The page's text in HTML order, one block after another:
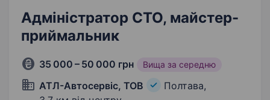
Адміністратор СТО, майстер-
приймальник
35 000 – 50 000 грн Вища за середню
АТЛ-Автосервіс, ТОВ
Полтава,